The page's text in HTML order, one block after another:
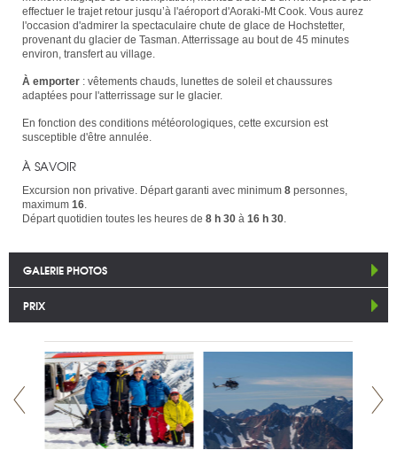
effectuer le trajet retour jusqu’à l'aéroport d'Aoraki-Mt Cook. Vous aurez
l'occasion d'admirer la spectaculaire chute de glace de Hochstetter,
provenant du glacier de Tasman. Atterrissage au bout de 45 minutes
environ, transfert au village.
À emporter : vêtements chauds, lunettes de soleil et chaussures
adaptées pour l'atterrissage sur le glacier.
En fonction des conditions météorologiques, cette excursion est
susceptible d'être annulée.
À SAVOIR
Excursion non privative. Départ garanti avec minimum 8 personnes,
maximum 16
Départ quotidien toutes les heures de 8 h 30 à 16 h 30
GALERIE PHOTOS
PRIX